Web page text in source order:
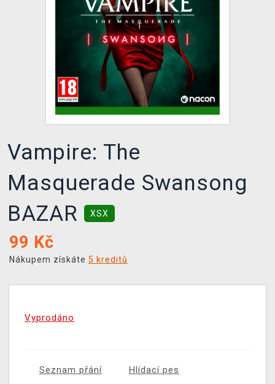
TCG & BOARDGAME HUB
VÝKUP HER (BAZAR)
Vampire: The
Masquerade Swansong
BAZAR
XSX
99 Kč
Nákupem získáte 5 kreditů
Vyprodáno
Seznam přání Hlídací pes